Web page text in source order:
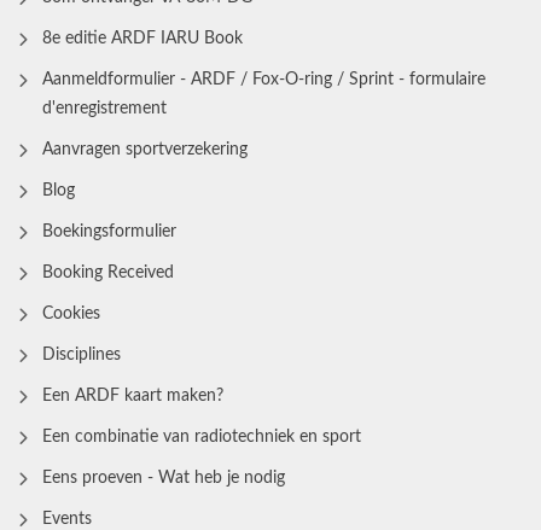
8e editie ARDF IARU Book
Aanmeldformulier - ARDF / Fox-O-ring / Sprint - formulaire
d'enregistrement
Aanvragen sportverzekering
Blog
Boekingsformulier
Booking Received
Cookies
Disciplines
Een ARDF kaart maken?
Een combinatie van radiotechniek en sport
Eens proeven - Wat heb je nodig
Events